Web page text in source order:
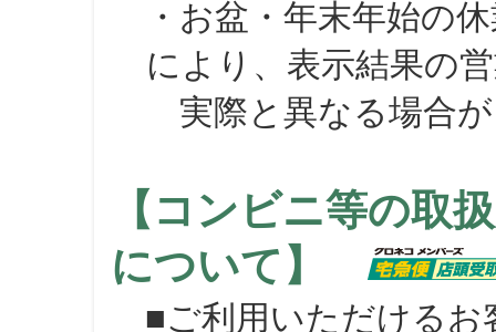
・お盆・年末年始の
により、表示結果の
実際と異なる場合が
【コンビニ等の取
について】
■ご利用いただけるお